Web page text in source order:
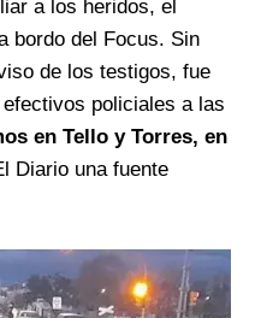
a los heridos, el
bordo del Focus. Sin
de los testigos, fue
policiales a las
en Tello y Torres, en
Diario una fuente